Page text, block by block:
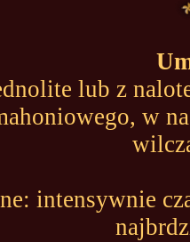
lub z
w
intensywnie